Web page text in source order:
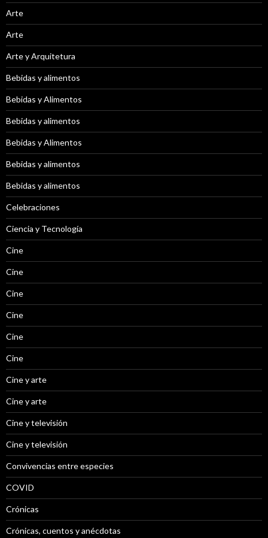
Arte
Arte
Arte y Arquitetura
Bebidas y alimentos
Bebidas y Alimentos
Bebidas y alimentos
Bebidas y Alimentos
Bebidas y alimentos
Bebidas y alimentos
Celebraciones
Ciencia y Tecnología
Cine
Cine
Cine
Cine
Cine
Cine
Cine y arte
Cine y arte
Cine y televisión
Cine y televisión
Convivencias entre especies
COVID
Crónicas
Crónicas, cuentos y anécdotas